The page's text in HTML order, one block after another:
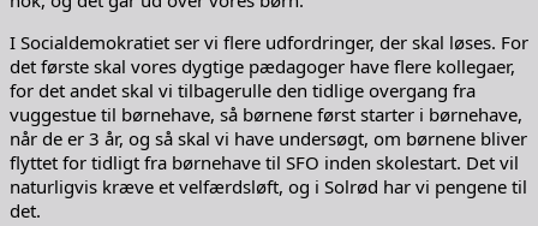
I Socialdemokratiet ser vi flere udfordringer, der skal løses. For
det første skal vores dygtige pædagoger have flere kollegaer,
for det andet skal vi tilbagerulle den tidlige overgang fra
vuggestue til børnehave, så børnene først starter i børnehave,
når de er 3 år, og så skal vi have undersøgt, om børnene bliver
flyttet for tidligt fra børnehave til SFO inden skolestart. Det vil
naturligvis kræve et velfærdsløft, og i Solrød har vi pengene til
det.